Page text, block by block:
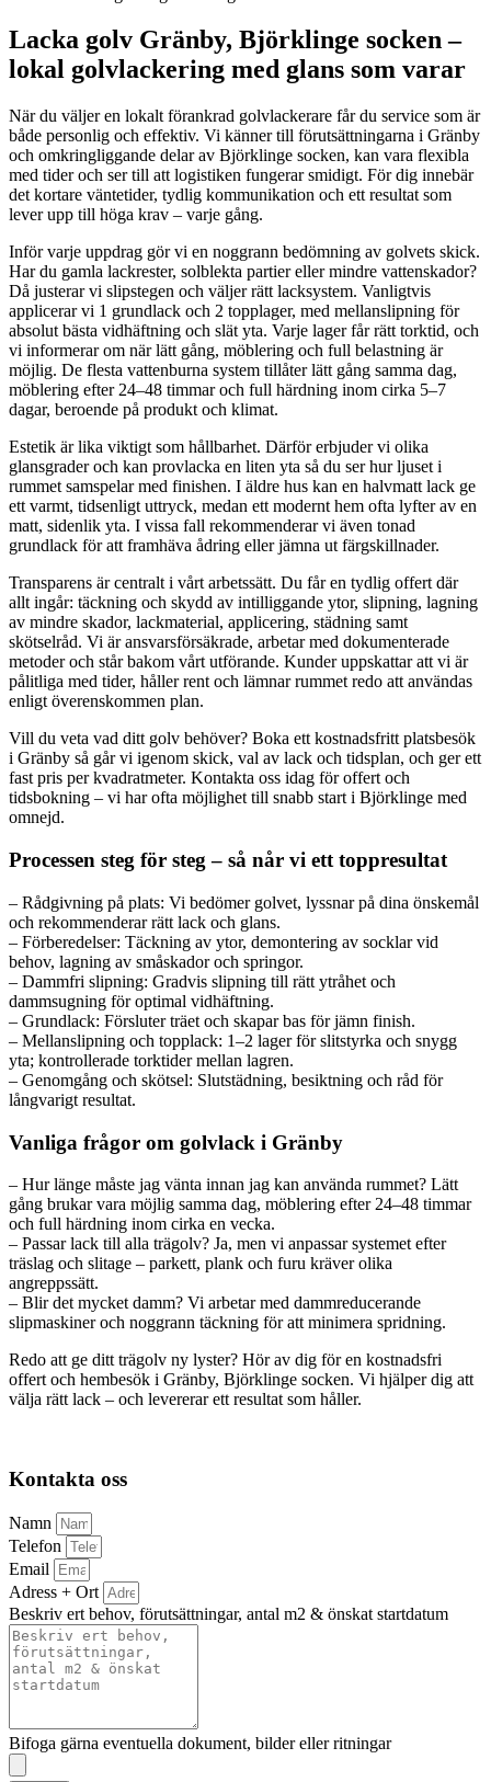
Lacka golv Gränby, Björklinge socken –
lokal golvlackering med glans som varar
När du väljer en lokalt förankrad golvlackerare får du service som är
både personlig och effektiv. Vi känner till förutsättningarna i Gränby
och omkringliggande delar av Björklinge socken, kan vara flexibla
med tider och ser till att logistiken fungerar smidigt. För dig innebär
det kortare väntetider, tydlig kommunikation och ett resultat som
lever upp till höga krav – varje gång.
Inför varje uppdrag gör vi en noggrann bedömning av golvets skick.
Har du gamla lackrester, solblekta partier eller mindre vattenskador?
Då justerar vi slipstegen och väljer rätt lacksystem. Vanligtvis
applicerar vi 1 grundlack och 2 topplager, med mellanslipning för
absolut bästa vidhäftning och slät yta. Varje lager får rätt torktid, och
vi informerar om när lätt gång, möblering och full belastning är
möjlig. De flesta vattenburna system tillåter lätt gång samma dag,
möblering efter 24–48 timmar och full härdning inom cirka 5–7
dagar, beroende på produkt och klimat.
Estetik är lika viktigt som hållbarhet. Därför erbjuder vi olika
glansgrader och kan provlacka en liten yta så du ser hur ljuset i
rummet samspelar med finishen. I äldre hus kan en halvmatt lack ge
ett varmt, tidsenligt uttryck, medan ett modernt hem ofta lyfter av en
matt, sidenlik yta. I vissa fall rekommenderar vi även tonad
grundlack för att framhäva ådring eller jämna ut färgskillnader.
Transparens är centralt i vårt arbetssätt. Du får en tydlig offert där
allt ingår: täckning och skydd av intilliggande ytor, slipning, lagning
av mindre skador, lackmaterial, applicering, städning samt
skötselråd. Vi är ansvarsförsäkrade, arbetar med dokumenterade
metoder och står bakom vårt utförande. Kunder uppskattar att vi är
pålitliga med tider, håller rent och lämnar rummet redo att användas
enligt överenskommen plan.
Vill du veta vad ditt golv behöver? Boka ett kostnadsfritt platsbesök
i Gränby så går vi igenom skick, val av lack och tidsplan, och ger ett
fast pris per kvadratmeter. Kontakta oss idag för offert och
tidsbokning – vi har ofta möjlighet till snabb start i Björklinge med
omnejd.
Processen steg för steg – så når vi ett toppresultat
– Rådgivning på plats: Vi bedömer golvet, lyssnar på dina önskemål
och rekommenderar rätt lack och glans.
– Förberedelser: Täckning av ytor, demontering av socklar vid
behov, lagning av småskador och springor.
– Dammfri slipning: Gradvis slipning till rätt ytråhet och
dammsugning för optimal vidhäftning.
– Grundlack: Försluter träet och skapar bas för jämn finish.
– Mellanslipning och topplack: 1–2 lager för slitstyrka och snygg
yta; kontrollerade torktider mellan lagren.
– Genomgång och skötsel: Slutstädning, besiktning och råd för
långvarigt resultat.
Vanliga frågor om golvlack i Gränby
– Hur länge måste jag vänta innan jag kan använda rummet? Lätt
gång brukar vara möjlig samma dag, möblering efter 24–48 timmar
och full härdning inom cirka en vecka.
– Passar lack till alla trägolv? Ja, men vi anpassar systemet efter
träslag och slitage – parkett, plank och furu kräver olika
angreppssätt.
– Blir det mycket damm? Vi arbetar med dammreducerande
slipmaskiner och noggrann täckning för att minimera spridning.
Redo att ge ditt trägolv ny lyster? Hör av dig för en kostnadsfri
offert och hembesök i Gränby, Björklinge socken. Vi hjälper dig att
välja rätt lack – och levererar ett resultat som håller.
Kontakta oss
Namn
Telefon
Email
Adress + Ort
Beskriv ert behov, förutsättningar, antal m2 & önskat startdatum
Bifoga gärna eventuella dokument, bilder eller ritningar